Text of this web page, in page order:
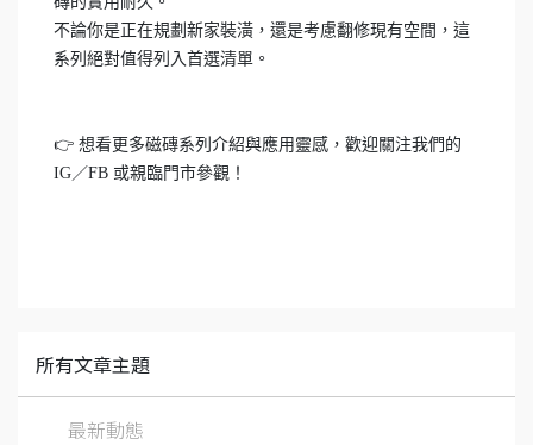
不論你是正在規劃新家裝潢，還是考慮翻修現有空間，這
系列絕對值得列入首選清單。
👉 想看更多磁磚系列介紹與應用靈感，歡迎關注我們的
IG／FB 或親臨門市參觀！
所有文章主題
最新動態